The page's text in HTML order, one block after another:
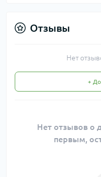
Отзывы
Нет
+
Нет отзывов о
первым,